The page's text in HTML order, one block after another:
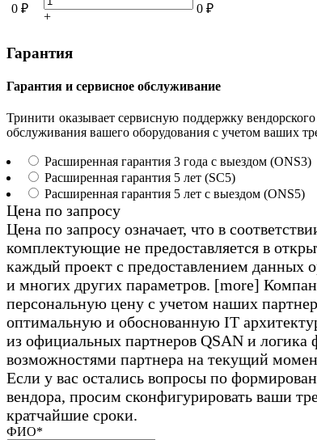
0 ₽
+
0 ₽
Гарантия
Гарантия и сервисное обслуживание
Тринити оказывает сервисную поддержку
обслуживания вашего оборудования с учетом ваших
Расширенная гарантия 3 года с выездом (ONS3)
Расширенная гарантия 5 лет (SC5)
Расширенная гарантия 5 лет с выездом (ONS5)
Цена по запросу
Цена по запросу означает, что в
комплектующие не предоставляется в
каждый проект с предоставлением данных
и многих других параметров. [more]
персональную цену с учетом наших
оптимальную и обоснованную IT
из официальных партнеров QSAN и логика
возможностями партнера на текущий
Если у вас остались вопросы по
вендора, просим сконфигурировать ваши
кратчайшие сроки.
ФИО*